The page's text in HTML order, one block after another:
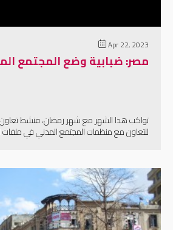
Apr 22, 2023
مصر: ضبابية وضع المجتمع
تواكب هذا الشهر مع شهر رمضان، فنشط
للتعاون مع منظمات المجتمع المدني في